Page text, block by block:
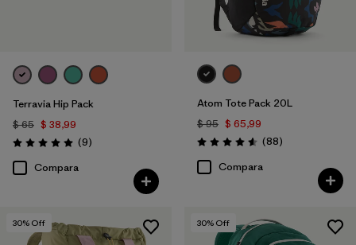
Terravia Hip Pack
$ 65 $ 38,99
Valoración: 5.0 / 5
(9Comentarios
)
Compara
Atom Tote Pack 20L
$ 95 $ 65,99
Valoración: 4.6 / 5
(88Comentarios
)
Compara
30% Off 30% Off